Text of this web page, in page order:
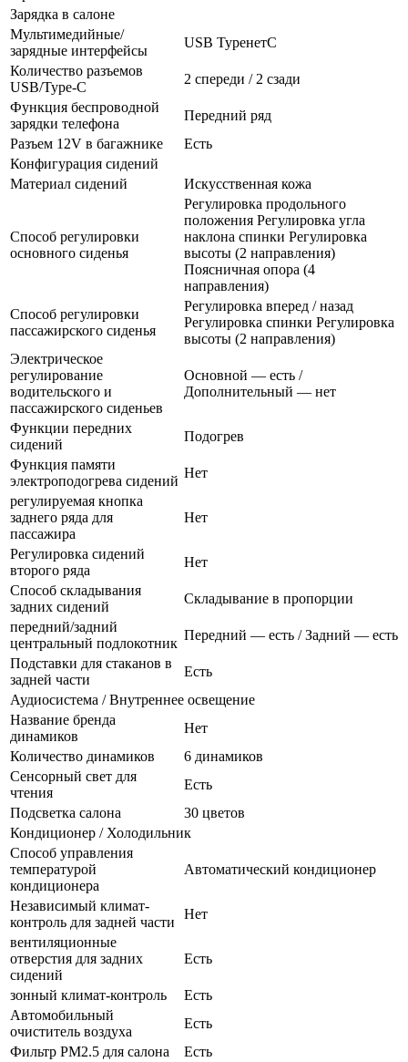
Зарядка в салоне
Мультимедийные/
зарядные интерфейсы
USB TypeнетC
Количество разъемов
USB/Type-C
2 спереди / 2 сзади
Функция беспроводной
зарядки телефона
Передний ряд
Разъем 12V в багажнике
Есть
Конфигурация сидений
Материал сидений
Искусственная кожа
Способ регулировки
основного сиденья
Регулировка продольного
положения Регулировка угла
наклона спинки Регулировка
высоты (2 направления)
Поясничная опора (4
направления)
Способ регулировки
пассажирского сиденья
Регулировка вперед / назад
Регулировка спинки Регулировка
высоты (2 направления)
Электрическое
регулирование
водительского и
пассажирского сиденьев
Основной — есть /
Дополнительный — нет
Функции передних
сидений
Подогрев
Функция памяти
электроподогрева сидений
Нет
регулируемая кнопка
заднего ряда для
пассажира
Нет
Регулировка сидений
второго ряда
Нет
Способ складывания
задних сидений
Складывание в пропорции
передний/задний
центральный подлокотник
Передний — есть / Задний — есть
Подставки для стаканов в
задней части
Есть
Аудиосистема / Внутреннее освещение
Название бренда
динамиков
Нет
Количество динамиков
6 динамиков
Сенсорный свет для
чтения
Есть
Подсветка салона
30 цветов
Кондиционер / Холодильник
Способ управления
температурой
кондиционера
Автоматический кондиционер
Независимый климат-
контроль для задней части
Нет
вентиляционные
отверстия для задних
сидений
Есть
зонный климат-контроль
Есть
Автомобильный
очиститель воздуха
Есть
Фильтр PM2.5 для салона
Есть